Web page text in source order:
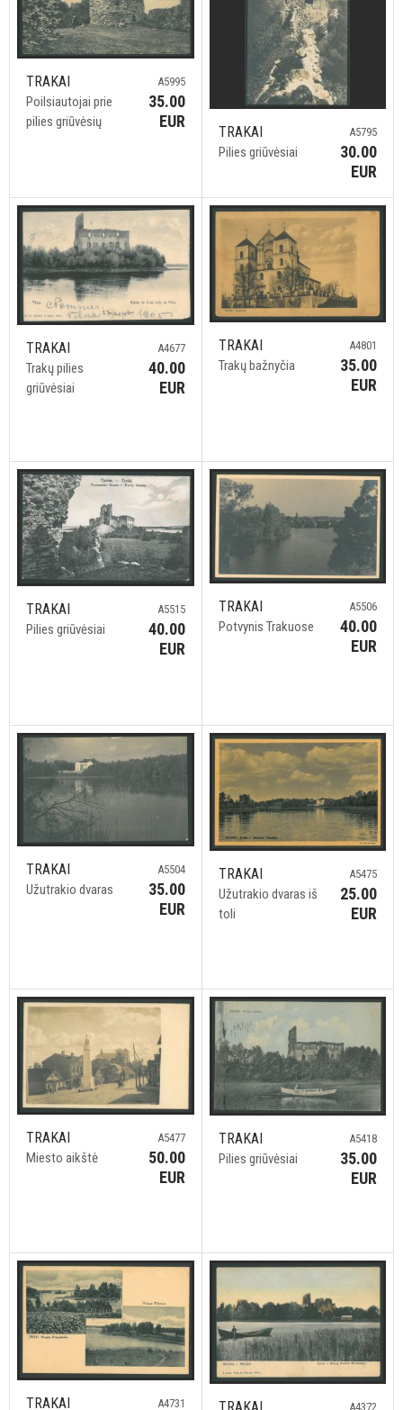
TRAKAI
Poilsiautojai prie
pilies griūvėsių
A5995
35.00
EUR
TRAKAI
Pilies griūvėsiai
A5795
30.00
EUR
TRAKAI
Trakų pilies
griūvėsiai
A4677
40.00
EUR
TRAKAI
Trakų bažnyčia
A4801
35.00
EUR
TRAKAI
Pilies griūvėsiai
A5515
40.00
EUR
TRAKAI
Potvynis Trakuose
A5506
40.00
EUR
TRAKAI
Užutrakio dvaras
A5504
35.00
EUR
TRAKAI
Užutrakio dvaras iš
toli
A5475
25.00
EUR
TRAKAI
Miesto aikštė
A5477
50.00
EUR
TRAKAI
Pilies griūvėsiai
A5418
35.00
EUR
TRAKAI A4731 A4372